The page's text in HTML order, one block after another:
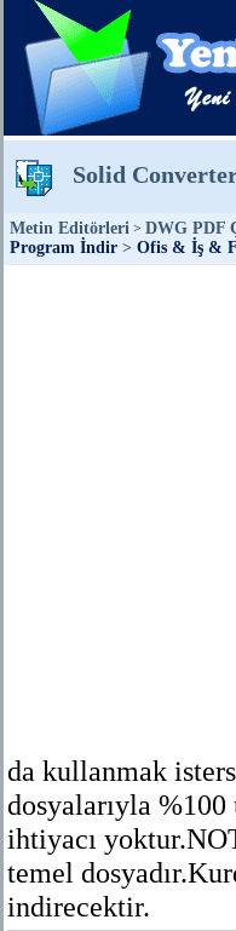
Solid
Metin Editörleri > DWG PDF
Program İndir > Ofis & İş &
da kullanmak
dosyalarıyla
ihtiyacı
temel
indirecektir.